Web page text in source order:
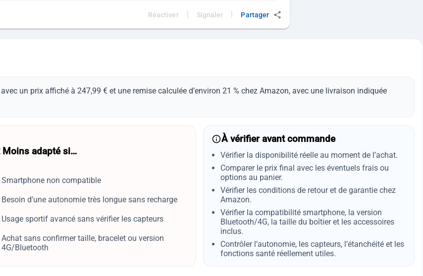
Réactiver Signaler Partager
un prix affiché à 247,99 € et une remise calculée d’environ 21 % chez Amazon, avec une livraison indiquée
Moins adapté si…
Smartphone non compatible
Besoin d’une autonomie très longue sans recharge
Usage sportif avancé sans vérifier les capteurs
Achat sans confirmer taille, bracelet ou version
4G/Bluetooth
À vérifier avant commande
Vérifier la disponibilité réelle au moment de l’achat.
Comparer le prix final avec les éventuels frais ou
options au panier.
Vérifier les conditions de retour et de garantie chez
Amazon.
Vérifier la compatibilité smartphone, la version
Bluetooth/4G, la taille du boîtier et les accessoires
inclus.
Contrôler l’autonomie, les capteurs, l’étanchéité et les
fonctions santé réellement utiles.